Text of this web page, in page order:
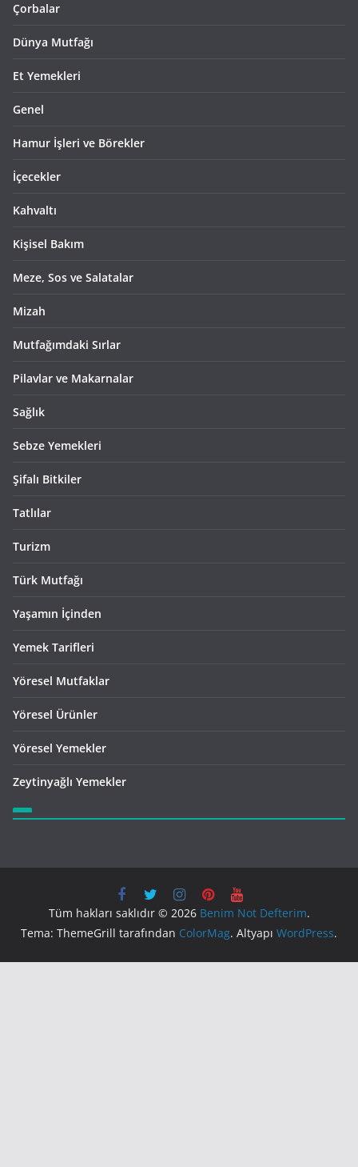
Çorbalar
Dünya Mutfağı
Et Yemekleri
Genel
Hamur İşleri ve Börekler
İçecekler
Kahvaltı
Kişisel Bakım
Meze, Sos ve Salatalar
Mizah
Mutfağımdaki Sırlar
Pilavlar ve Makarnalar
Sağlık
Sebze Yemekleri
Şifalı Bitkiler
Tatlılar
Turizm
Türk Mutfağı
Yaşamın İçinden
Yemek Tarifleri
Yöresel Mutfaklar
Yöresel Ürünler
Yöresel Yemekler
Zeytinyağlı Yemekler
Tüm hakları saklıdır © 2026 Benim Not Defterim.
Tema: ThemeGrill tarafından ColorMag. Altyapı WordPress.